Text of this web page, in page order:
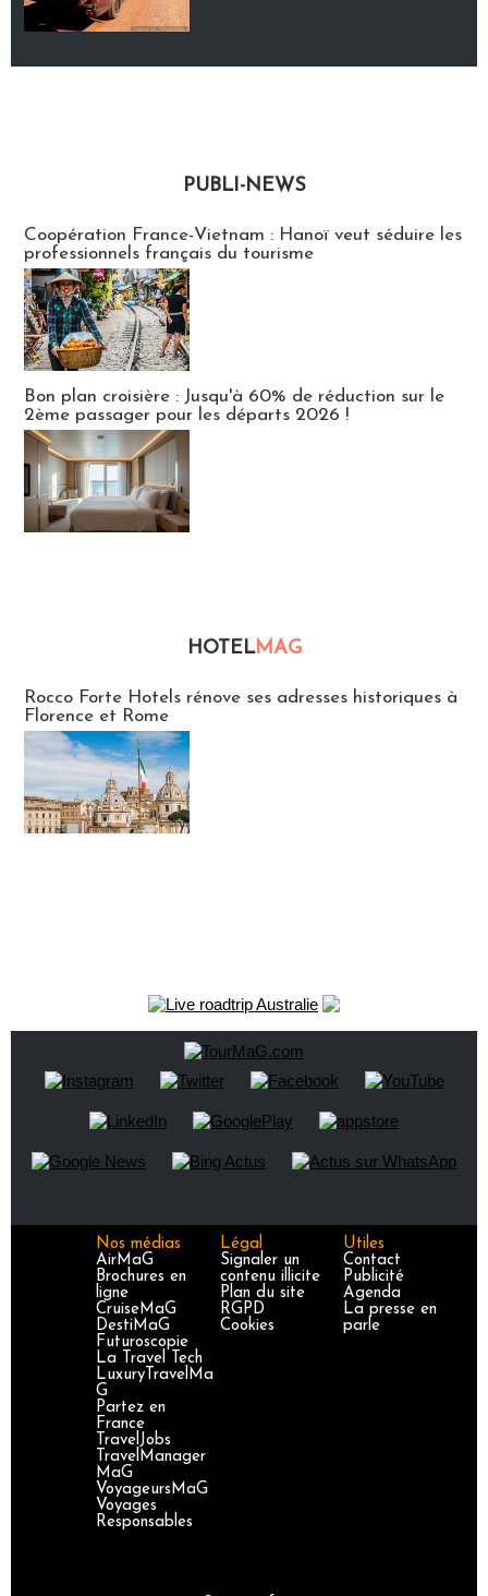
PUBLI-NEWS
Coopération France-Vietnam : Hanoï veut séduire les
professionnels français du tourisme
Bon plan croisière : Jusqu'à 60% de réduction sur le
2ème passager pour les départs 2026 !
HOTELMAG
Rocco Forte Hotels rénove ses adresses historiques à
Florence et Rome
Nos médias
AirMaG
Brochures en
ligne
CruiseMaG
DestiMaG
Futuroscopie
La Travel Tech
LuxuryTravelMa
G
Partez en
France
TravelJobs
TravelManager
MaG
VoyageursMaG
Voyages
Responsables
Légal
Signaler un
contenu illicite
Plan du site
RGPD
Cookies
Utiles
Contact
Publicité
Agenda
La presse en
parle